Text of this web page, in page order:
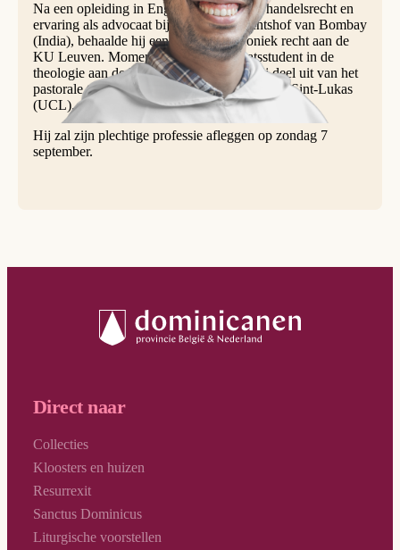
Na een opleiding in Engelse literatuur en handelsrecht en
ervaring als advocaat bij het Hooggerechtshof van Bombay
(India), behaalde hij een master in canoniek recht aan de
KU Leuven. Momenteel is hij doctoraatsstudent in de
theologie aan de KU Leuven en maakt hij deel uit van het
pastorale team van het universitair ziekenhuis Sint-Lukas
(UCL).
Hij zal zijn plechtige professie afleggen op zondag 7
september.
Direct naar
Collecties
Kloosters en huizen
Resurrexit
Sanctus Dominicus
Liturgische voorstellen